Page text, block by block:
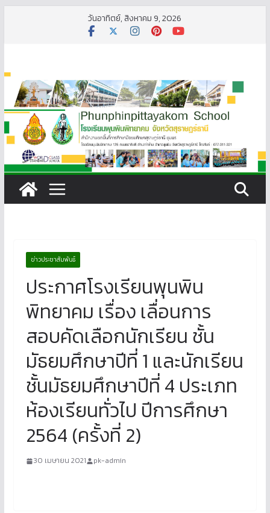
วันอาทิตย์, สิงหาคม 9, 2026
ข่าวประชาสัมพันธ์
ประกาศโรงเรียนพุนพิน
พิทยาคม เรื่อง เลื่อนการ
สอบคัดเลือกนักเรียน ชั้น
มัธยมศึกษาปีที่ 1 และนักเรียน
ชั้นมัธยมศึกษาปีที่ 4 ประเภท
ห้องเรียนทั่วไป ปีการศึกษา
2564 (ครั้งที่ 2)
30 เมษายน 2021 pk-admin